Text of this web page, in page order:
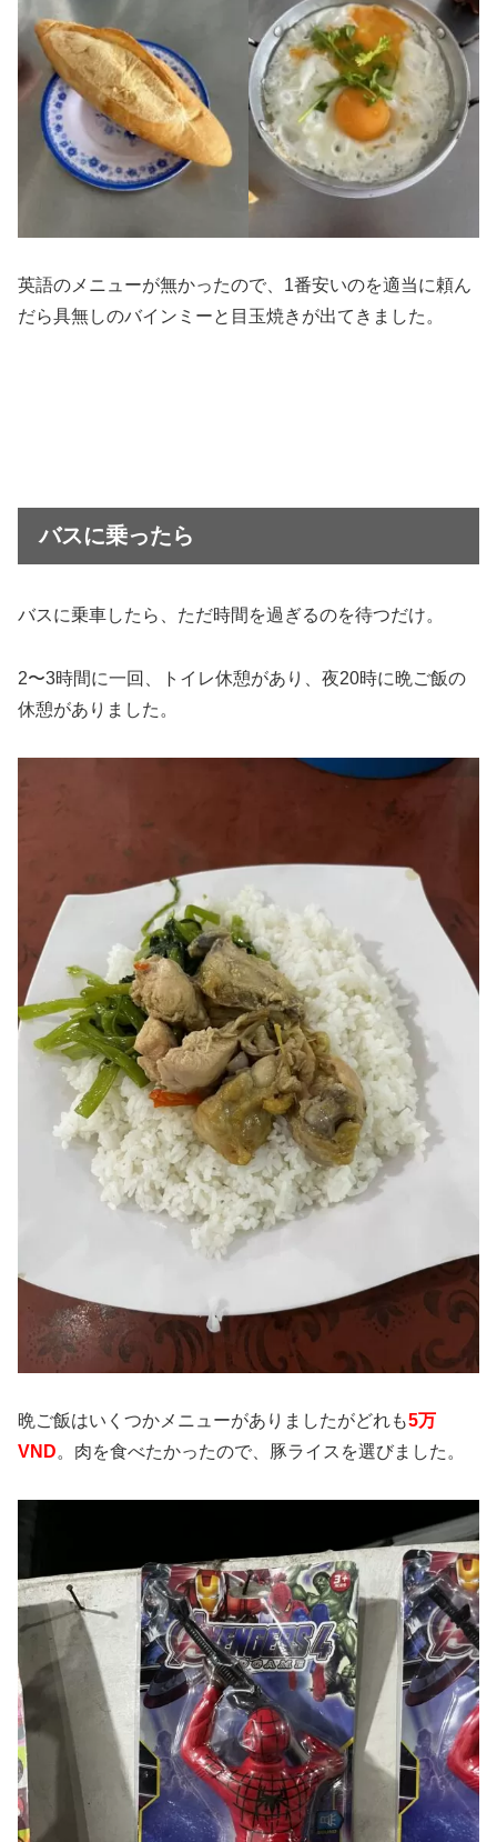
英語のメニューが無かったので、1番安いのを適当に頼ん
だら具無しのバインミーと目玉焼きが出てきました。
バスに乗ったら
バスに乗車したら、ただ時間を過ぎるのを待つだけ。
2〜3時間に一回、トイレ休憩があり、夜20時に晩ご飯の
休憩がありました。
晩ご飯はいくつかメニューがありましたがどれも5万
VND。肉を食べたかったので、豚ライスを選びました。